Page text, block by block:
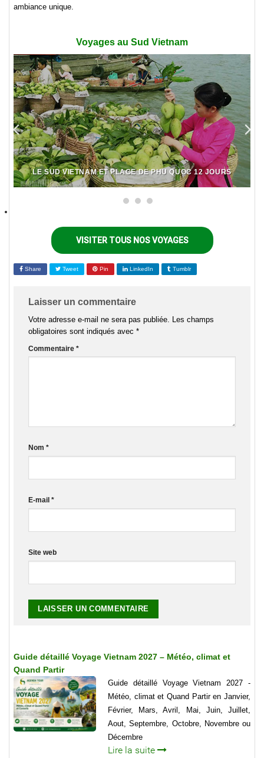
ambiance unique.
Voyages au Sud Vietnam
LE SUD VIETNAM ET PLAGE DE PHU QUOC 12 JOURS
VISITER TOUS NOS VOYAGES
Share Tweet Pin LinkedIn Tumblr
Laisser un commentaire
Votre adresse e-mail ne sera pas publiée. Les champs
obligatoires sont indiqués avec *
Commentaire *
Nom *
E-mail *
Site web
Guide détaillé Voyage Vietnam 2027 – Météo, climat et
Quand Partir
Guide détaillé Voyage Vietnam 2027 -
Météo, climat et Quand Partir en Janvier,
Février, Mars, Avril, Mai, Juin, Juillet,
Aout, Septembre, Octobre, Novembre ou
Décembre
Lire la suite